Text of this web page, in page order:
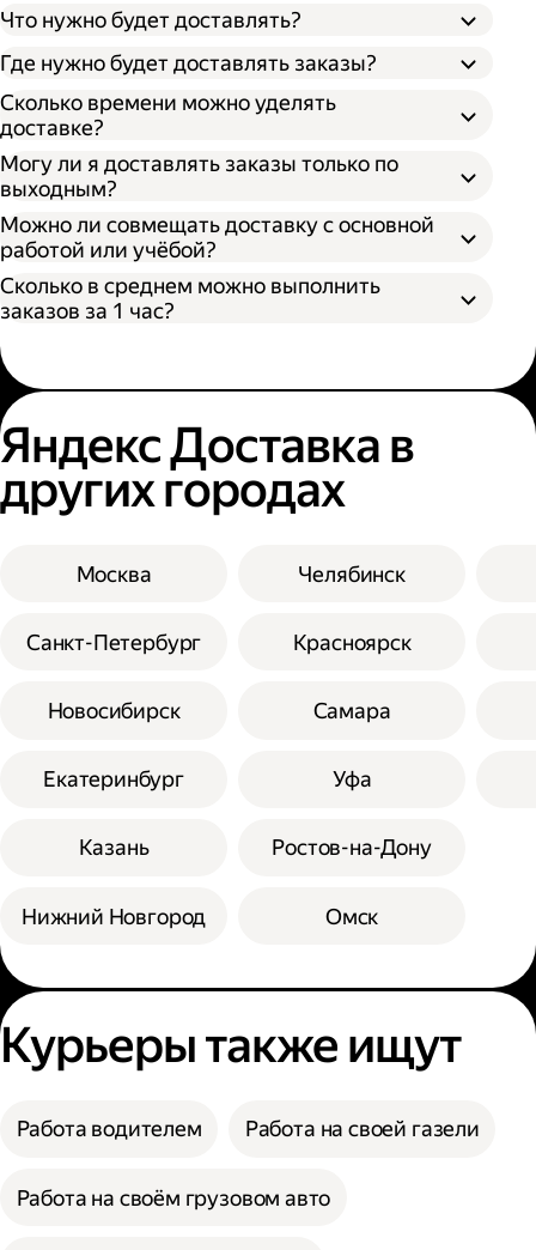
Через парк;
Через парк как самозанятый;
Как самозанятый;
Что нужно будет доставлять?
Где нужно будет доставлять заказы?
Сколько времени можно уделять
доставке?
Могу ли я доставлять заказы только по
выходным?
Можно ли совмещать доставку с основной
работой или учёбой?
Сколько в среднем можно выполнить
заказов за 1 час?
Яндекс Доставка в
других городах
Москва
Санкт-Петербург
Новосибирск
Екатеринбург
Казань
Нижний Новгород
Челябинск
Красноярск
Самара
Уфа
Ростов-на-Дону
Омск
Курьеры также ищут
Работа водителем Работа на своей газели
Работа на своём грузовом авто